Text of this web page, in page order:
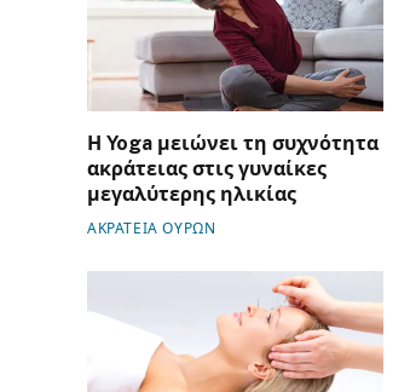
Η Yoga μειώνει τη συχνότητα
ακράτειας στις γυναίκες
μεγαλύτερης ηλικίας
ΑΚΡΑΤΕΙΑ ΟΥΡΩΝ